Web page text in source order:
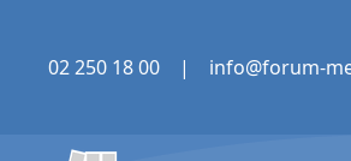
02 250 18 00 | info@forum-